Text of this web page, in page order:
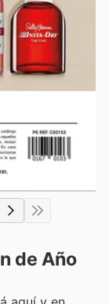
de Año